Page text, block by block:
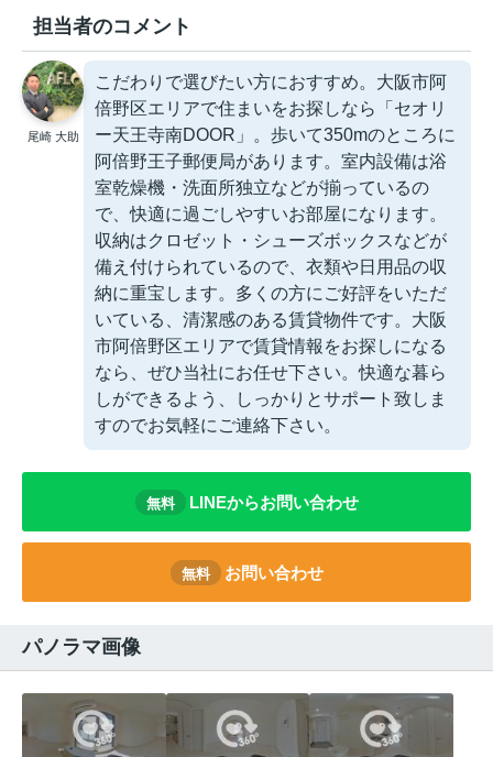
担当者のコメント
尾崎 大助
こだわりで選びたい方におすすめ。大阪市阿
倍野区エリアで住まいをお探しなら「セオリ
ー天王寺南DOOR」。歩いて350mのところに
阿倍野王子郵便局があります。室内設備は浴
室乾燥機・洗面所独立などが揃っているの
で、快適に過ごしやすいお部屋になります。
収納はクロゼット・シューズボックスなどが
備え付けられているので、衣類や日用品の収
納に重宝します。多くの方にご好評をいただ
いている、清潔感のある賃貸物件です。大阪
市阿倍野区エリアで賃貸情報をお探しになる
なら、ぜひ当社にお任せ下さい。快適な暮ら
しができるよう、しっかりとサポート致しま
すのでお気軽にご連絡下さい。
無料 LINEからお問い合わせ
無料 お問い合わせ
パノラマ画像